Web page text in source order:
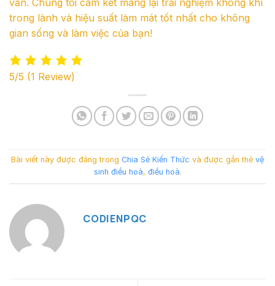
trong lành và hiệu suất làm mát tốt nhất cho không
gian sống và làm việc của bạn!
5/5 (1 Review)
Bài viết này được đăng trong Chia Sẻ Kiến Thức và được gắn thẻ vệ
sinh điều hoà, điều hoà.
CODIENPQC